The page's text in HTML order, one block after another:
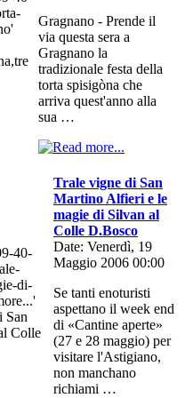
Gragnano - Prende il
via questa sera a
Gragnano la
tradizionale festa della
torta spisigòna che
arriva quest'anno alla
sua …
Trale vigne di San
Martino Alfieri e le
magie di Silvan al
Colle D.Bosco
Date: Venerdì, 19
Maggio 2006 00:00
Se tanti enoturisti
aspettano il week end
di «Cantine aperte»
(27 e 28 maggio) per
visitare l'Astigiano,
non manchano
richiami …